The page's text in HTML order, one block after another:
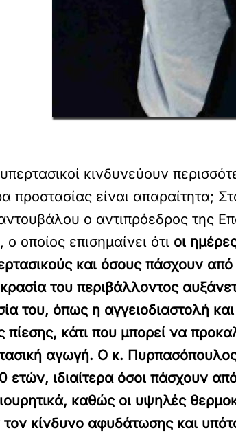
κινδυνεύουν
προστασίας είναι απαραίτητα;
ο αντιπρόεδρος της
επισημαίνει ότι οι
και όσους πάσχουν
του περιβάλλοντος
του, όπως η αγγειοδιαστολή
κάτι που μπορεί να
αγωγή. Ο κ. Πυρπασόπουλος
ιδιαίτερα όσοι πάσχουν
καθώς οι υψηλές
κίνδυνο αφυδάτωσης και